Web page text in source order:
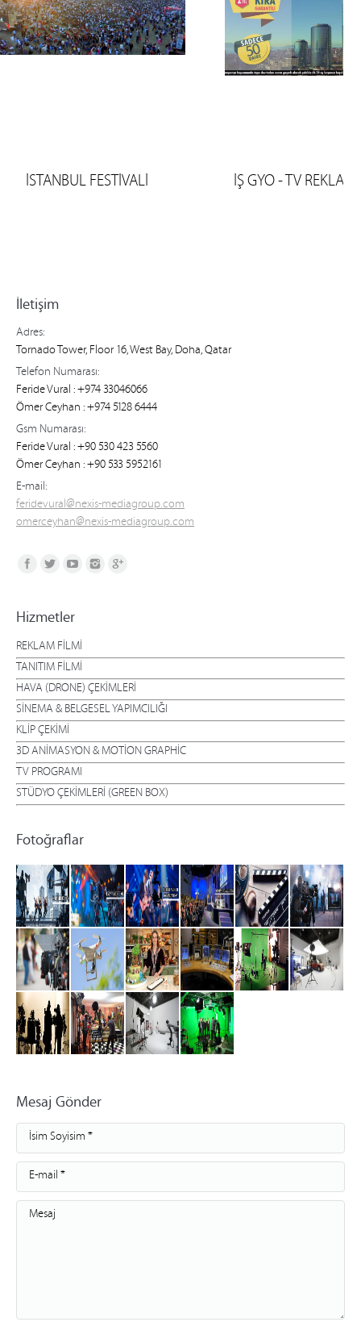
İSTANBUL FESTİVALİ İŞ GYO - TV
İletişim
Adres:
Tornado Tower, Floor 16, West Bay, Doha, Qatar
Telefon Numarası:
Feride Vural : +974 33046066
Ömer Ceyhan : +974 5128 6444
Gsm Numarası:
Feride Vural : +90 530 423 5560
Ömer Ceyhan : +90 533 5952161
E-mail:
feridevural@nexis-mediagroup.com
omerceyhan@nexis-mediagroup.com
Find us on:
Hizmetler
REKLAM FİLMİ
TANITIM FİLMİ
HAVA (DRONE) ÇEKİMLERİ
SİNEMA & BELGESEL YAPIMCILIĞI
KLİP ÇEKİMİ
3D ANİMASYON & MOTİON GRAPHİC
TV PROGRAMI
STÜDYO ÇEKİMLERİ (GREEN BOX)
Fotoğraflar
Mesaj Gönder
İsim Soyisim *
E-mail *
Mesaj